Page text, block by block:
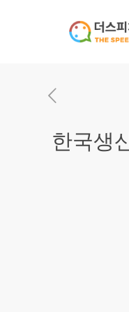
한국생